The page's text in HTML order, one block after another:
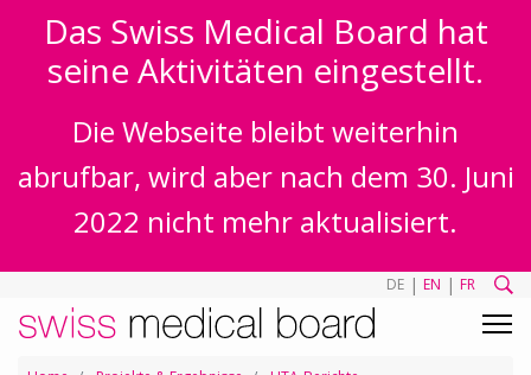
Das Swiss Medical Board hat
seine Aktivitäten eingestellt.
Die Webseite bleibt weiterhin
abrufbar, wird aber nach dem 30. Juni
2022 nicht mehr aktualisiert.
DE | EN | FR